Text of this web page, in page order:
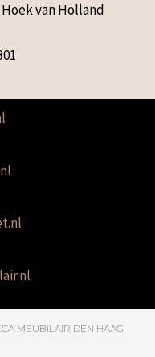
van Holland
MEUBILAIR DEN HAAG